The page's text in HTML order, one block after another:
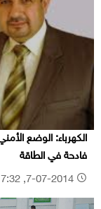
الكهرباء: الوضع
فادحة في الطاقة